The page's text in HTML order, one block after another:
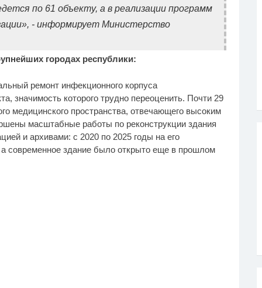
по 61 объекту, а в реализации программ
- информирует Министерство
городах республики:
ремонт инфекционного корпуса
значимость которого трудно переоценить. Почти 29
медицинского пространства, отвечающего высоким
масштабные работы по реконструкции здания
и архивами: с 2020 по 2025 годы на его
современное здание было открыто еще в прошлом